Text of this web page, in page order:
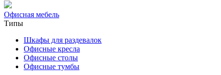
Офисная мебель
Типы
Шкафы для раздевалок
Офисные кресла
Офисные столы
Офисные тумбы